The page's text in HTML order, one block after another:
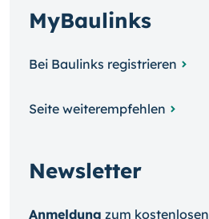
MyBaulinks
Bei Baulinks registrieren
Seite weiterempfehlen
Newsletter
Anmeldung zum kosten­losen